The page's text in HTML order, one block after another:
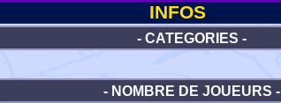
INFOS
- CATEGORIES -
- NOMBRE DE JOUEURS -